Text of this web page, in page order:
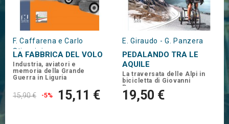
F. Caffarena e Carlo
Stiaccini
LA FABBRICA DEL VOLO
Industria, aviatori e
memoria della Grande
Guerra in Liguria
15,90 € -5% 15,11 €
E. Giraudo - G. Panzera
PEDALANDO TRA LE
AQUILE
La traversata delle Alpi in
bicicletta di Giovanni
Panzera
19,50 €